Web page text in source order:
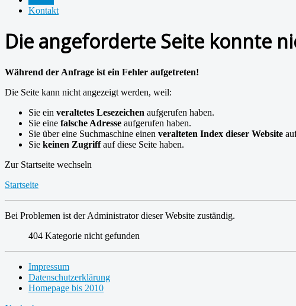
Kontakt
Die angeforderte Seite konnte
Während der Anfrage ist ein Fehler aufgetreten!
Die Seite kann nicht angezeigt werden, weil:
Sie ein veraltetes Lesezeichen aufgerufen haben.
Sie eine falsche Adresse aufgerufen haben.
Sie über eine Suchmaschine einen veralteten Index dieser Website
Sie keinen Zugriffauf diese Seite haben.
Zur Startseite wechseln
Startseite
Bei Problemen ist der Administrator dieser Website zuständig.
404 Kategorie nicht gefunden
Impressum
Datenschutzerklärung
Homepage bis 2010